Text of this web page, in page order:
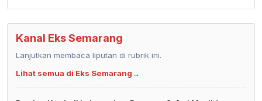
Kanal Eks Semarang
Lanjutkan membaca liputan di rubrik ini.
Lihat semua di Eks Semarang→